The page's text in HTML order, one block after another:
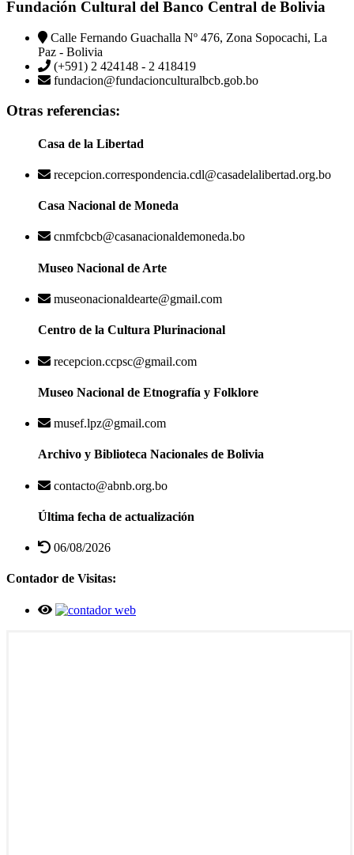
Fundación Cultural del Banco Central de Bolivia
Calle Fernando Guachalla Nº 476, Zona Sopocachi, La
Paz - Bolivia
(+591) 2 424148 - 2 418419
fundacion@fundacionculturalbcb.gob.bo
Otras referencias:
Casa de la Libertad
recepcion.correspondencia.cdl@casadelalibertad.org.bo
Casa Nacional de Moneda
cnmfcbcb@casanacionaldemoneda.bo
Museo Nacional de Arte
museonacionaldearte@gmail.com
Centro de la Cultura Plurinacional
recepcion.ccpsc@gmail.com
Museo Nacional de Etnografía y Folklore
musef.lpz@gmail.com
Archivo y Biblioteca Nacionales de Bolivia
contacto@abnb.org.bo
Última fecha de actualización
06/08/2026
Contador de Visitas: